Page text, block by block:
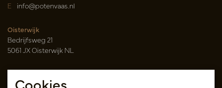
E info@potenvaas.nl
Oisterwijk
Bedrijfsweg 21
5061 JX Oisterwijk NL
Openingstijden
Maandag t/m vrijdag 09.00-17.00 uur
Cookies